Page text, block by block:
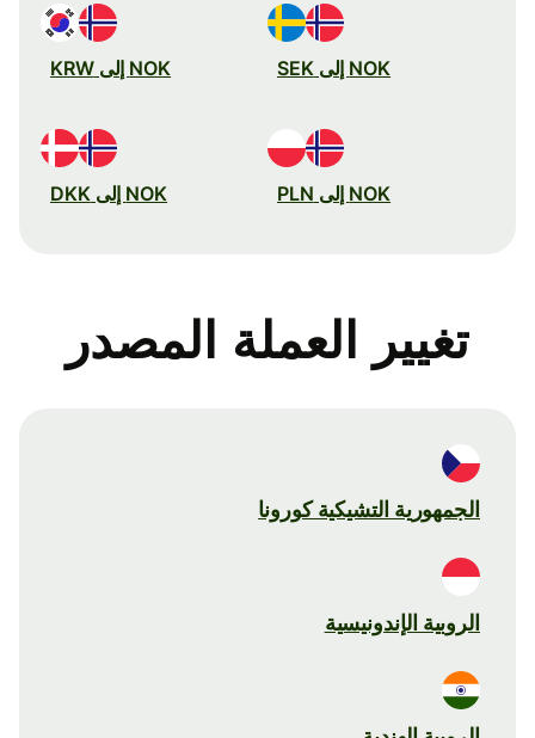
NOK إلى SEK NOK إلى KRW
NOK إلى PLN NOK إلى DKK
تغيير العملة المصدر
الجمهورية التشيكية كورونا
الروبية الإندونيسية